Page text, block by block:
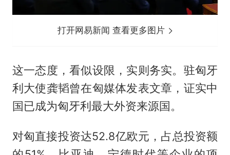
打开网易新闻 查看更多图片
这一态度，看似设限，实则务实。驻匈牙
利大使龚韬曾在匈媒体发表文章，证实中
国已成为匈牙利最大外资来源国。
对匈直接投资达52.8亿欧元，占总投资额